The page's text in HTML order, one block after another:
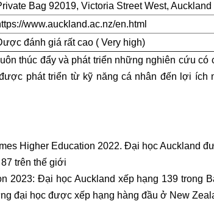
Bag 92019, Victoria Street West,
www.auckland.ac.nz/en.html
đánh giá rất cao ( Very high)
thúc đẩy và phát triển những nghiên cứu
phát triển từ kỹ năng cá nhân đến lợi
Higher Education 2022. Đại học Auckland
trên thế giới
2023: Đại học Auckland xếp hạng 139 trong
đại học được xếp hạng hàng đầu ở New